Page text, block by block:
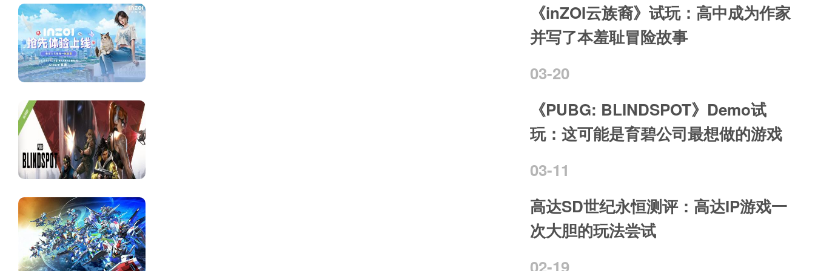
《inZOI云族裔》试玩：高中成为作家
并写了本羞耻冒险故事
03-20
《PUBG: BLINDSPOT》Demo试
玩：这可能是育碧公司最想做的游戏
03-11
高达SD世纪永恒测评：高达IP游戏一
次大胆的玩法尝试
02-19